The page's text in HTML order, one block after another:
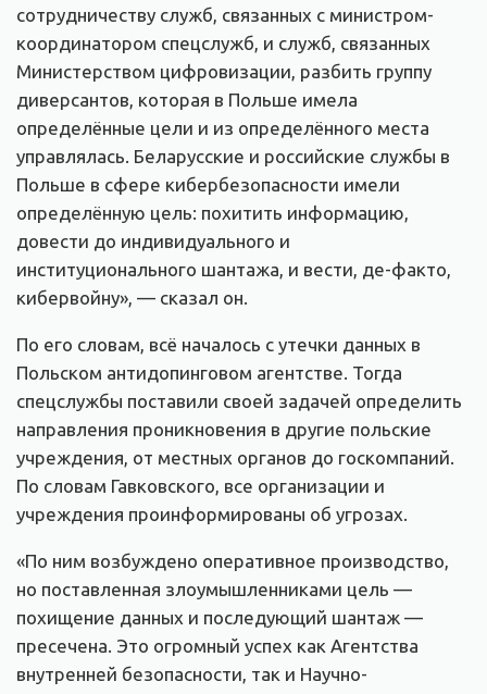
сотрудничеству служб, связанных с министром-
координатором спецслужб, и служб, связанных
Министерством цифровизации, разбить группу
диверсантов, которая в Польше имела
определённые цели и из определённого места
управлялась. Беларусские и российские службы в
Польше в сфере кибербезопасности имели
определённую цель: похитить информацию,
довести до индивидуального и
институционального шантажа, и вести, де-факто,
кибервойну», — сказал он.
По его словам, всё началось с утечки данных в
Польском антидопинговом агентстве. Тогда
спецслужбы поставили своей задачей определить
направления проникновения в другие польские
учреждения, от местных органов до госкомпаний.
По словам Гавковского, все организации и
учреждения проинформированы об угрозах.
«По ним возбуждено оперативное производство,
но поставленная злоумышленниками цель —
похищение данных и последующий шантаж —
пресечена. Это огромный успех как Агентства
внутренней безопасности, так и Научно-